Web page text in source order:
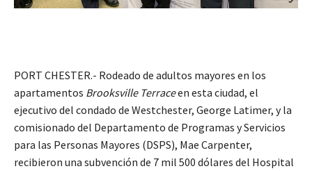
PORT CHESTER.- Rodeado de adultos mayores en los
apartamentos Brooksville Terraceen esta ciudad, el
ejecutivo del condado de Westchester, George Latimer, y la
comisionado del Departamento de Programas y Servicios
para las Personas Mayores (DSPS), Mae Carpenter,
recibieron una subvención de 7 mil 500 dólares del Hospital